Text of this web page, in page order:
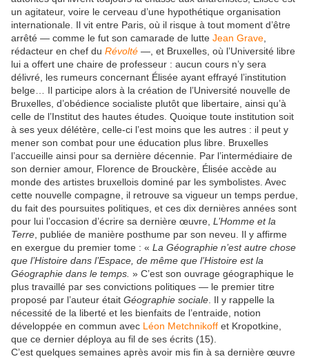
un agitateur, voire le cerveau d’une hypothétique organisation
internationale. Il vit entre Paris, où il risque à tout moment d’être
arrêté — comme le fut son camarade de lutte Jean Grave
rédacteur en chef du Révolté —, et Bruxelles, où l’Université libre
lui a offert une chaire de professeur : aucun cours n’y sera
délivré, les rumeurs concernant Élisée ayant effrayé l’institution
belge… Il participe alors à la création de l’Université nouvelle de
Bruxelles, d’obédience socialiste plutôt que libertaire, ainsi qu’à
celle de l’Institut des hautes études. Quoique toute institution soit
à ses yeux délétère, celle-ci l’est moins que les autres : il peut y
mener son combat pour une éducation plus libre. Bruxelles
l’accueille ainsi pour sa dernière décennie. Par l’intermédiaire de
son dernier amour, Florence de Brouckère, Élisée accède au
monde des artistes bruxellois dominé par les symbolistes. Avec
cette nouvelle compagne, il retrouve sa vigueur un temps perdue,
du fait des poursuites politiques, et ces dix dernières années sont
pour lui l’occasion d’écrire sa dernière œuvre, L’Homme et la
Terre , publiée de manière posthume par son neveu. Il y affirme
en exergue du premier tome : « La Géographie n’est autre chose
que l’Histoire dans l’Espace, de même que l’Histoire est la
Géographie dans le temps. » C’est son ouvrage géographique le
plus travaillé par ses convictions politiques — le premier titre
proposé par l’auteur était Géographie sociale . Il y rappelle la
nécessité de la liberté et les bienfaits de l’entraide, notion
développée en commun avec Léon Metchnikoff et Kropotkine,
que ce dernier déploya au fil de ses écrits (15).
C’est quelques semaines après avoir mis fin à sa dernière œuvre